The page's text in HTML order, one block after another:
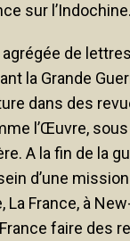
sur l’Indochine.
agrégée de
la Grande
dans des
l’Œuvre,
A la fin de la
d’une
La France, à
faire des